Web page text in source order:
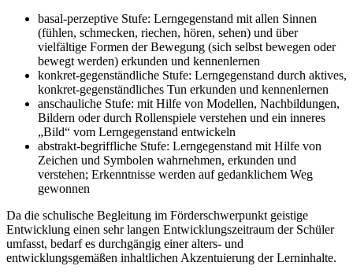
basal-perzeptive Stufe: Lerngegenstand mit allen Sinnen
(fühlen, schmecken, riechen, hören, sehen) und über
vielfältige Formen der Bewegung (sich selbst bewegen oder
bewegt werden) erkunden und kennenlernen
konkret-gegenständliche Stufe: Lerngegenstand durch aktives,
konkret-gegenständliches Tun erkunden und kennenlernen
anschauliche Stufe: mit Hilfe von Modellen, Nachbildungen,
Bildern oder durch Rollenspiele verstehen und ein inneres
„Bild“ vom Lerngegenstand entwickeln
abstrakt-begriffliche Stufe: Lerngegenstand mit Hilfe von
Zeichen und Symbolen wahrnehmen, erkunden und
verstehen; Erkenntnisse werden auf gedanklichem Weg
gewonnen
Da die schulische Begleitung im Förderschwerpunkt geistige
Entwicklung einen sehr langen Entwicklungszeitraum der Schüler
umfasst, bedarf es durchgängig einer alters- und
entwicklungsgemäßen inhaltlichen Akzentuierung der Lerninhalte.